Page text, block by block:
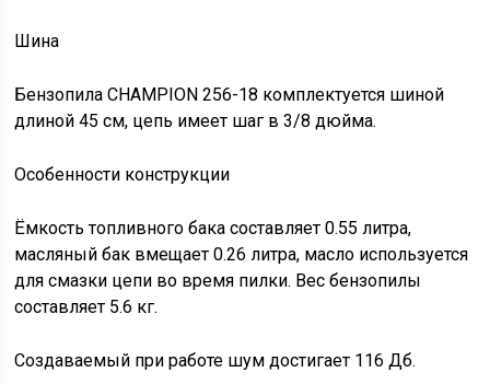
Шина
Бензопила CHAMPION 256-18 комплектуется шиной
длиной 45 см, цепь имеет шаг в 3/8 дюйма.
Особенности конструкции
Ёмкость топливного бака составляет 0.55 литра,
масляный бак вмещает 0.26 литра, масло используется
для смазки цепи во время пилки. Вес бензопилы
составляет 5.6 кг.
Создаваемый при работе шум достигает 116 Дб.